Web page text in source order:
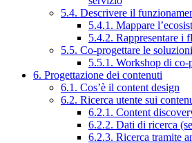
5.4. Descrivere il
5.4.1. Mappare
5.4.2. Rappresentare i
5.5. Co-progettare le soluzioni
5.5.1. Workshop di co-
6. Progettazione dei contenuti
6.1. Cos’è il content design
6.2. Ricerca utente sui
6.2.1. Content
6.2.2. Dati di ricerca
6.2.3. Ricerca tramite